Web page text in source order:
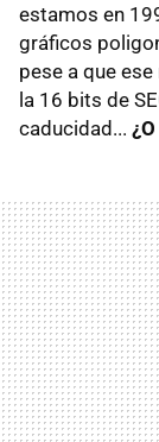
estamos en
gráficos
pese a que
la 16 bits de
caducidad...